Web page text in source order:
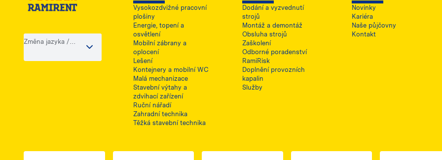
Změna jazyka /
Vysokozdvižné pracovní
plošiny
Energie, topení a
osvětlení
Mobilní zábrany a
oplocení
Lešení
Kontejnery a mobilní WC
Malá mechanizace
Stavební výtahy a
zdvihací zařízení
Ruční nářadí
Zahradní technika
Těžká stavební technika
Dodání a vyzvednutí
strojů
Montáž a demontáž
Obsluha strojů
Zaškolení
Odborné poradenství
RamiRisk
Doplnění provozních
kapalin
Služby
Novinky
Kariéra
Naše půjčovny
Kontakt